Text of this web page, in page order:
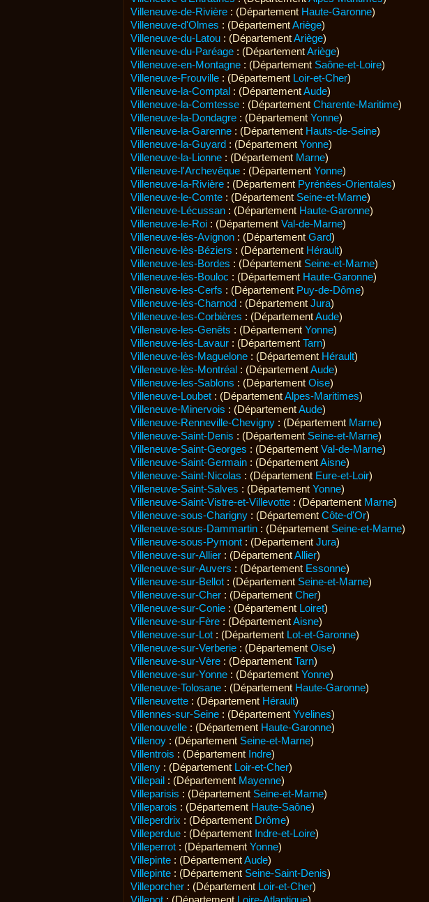
Villeneuve-de-Rivière : (Département Haute-Garonne)
Villeneuve-d'Olmes : (DépartementAriège)
Villeneuve-du-Latou : (DépartementAriège)
Villeneuve-du-Paréage : (DépartementAriège)
Villeneuve-en-Montagne : (Département Saône-et-Loire)
Villeneuve-Frouville : (Département Loir-et-Cher)
Villeneuve-la-Comptal : (DépartementAude)
Villeneuve-la-Comtesse : (Département Charente-Maritime)
Villeneuve-la-Dondagre : (Département Yonne)
Villeneuve-la-Garenne : (Département Hauts-de-Seine)
Villeneuve-la-Guyard : (Département Yonne)
Villeneuve-la-Lionne : (Département Marne)
Villeneuve-l'Archevêque : (Département Yonne)
Villeneuve-la-Rivière : (Département Pyrénées-Orientales)
Villeneuve-le-Comte : (Département Seine-et-Marne)
Villeneuve-Lécussan : (Département Haute-Garonne)
Villeneuve-le-Roi : (Département Val-de-Marne)
Villeneuve-lès-Avignon : (Département Gard)
Villeneuve-lès-Béziers : (Département Hérault)
Villeneuve-les-Bordes : (Département Seine-et-Marne)
Villeneuve-lès-Bouloc : (Département Haute-Garonne)
Villeneuve-les-Cerfs : (Département Puy-de-Dôme)
Villeneuve-lès-Charnod : (Département Jura)
Villeneuve-les-Corbières : (DépartementAude)
Villeneuve-les-Genêts : (Département Yonne)
Villeneuve-lès-Lavaur : (Département Tarn)
Villeneuve-lès-Maguelone : (Département Hérault)
Villeneuve-lès-Montréal : (DépartementAude)
Villeneuve-les-Sablons : (Département Oise)
Villeneuve-Loubet : (DépartementAlpes-Maritimes)
Villeneuve-Minervois : (DépartementAude)
Villeneuve-Renneville-Chevigny : (Département Marne)
Villeneuve-Saint-Denis : (Département Seine-et-Marne)
Villeneuve-Saint-Georges : (Département Val-de-Marne)
Villeneuve-Saint-Germain : (DépartementAisne)
Villeneuve-Saint-Nicolas : (Département Eure-et-Loir)
Villeneuve-Saint-Salves : (Département Yonne)
Villeneuve-Saint-Vistre-et-Villevotte : (Département Marne)
Villeneuve-sous-Charigny : (Département Côte-d'Or)
Villeneuve-sous-Dammartin : (Département Seine-et-Marne)
Villeneuve-sous-Pymont : (Département Jura)
Villeneuve-sur-Allier : (DépartementAllier)
Villeneuve-sur-Auvers : (Département Essonne)
Villeneuve-sur-Bellot : (Département Seine-et-Marne)
Villeneuve-sur-Cher : (Département Cher)
Villeneuve-sur-Conie : (Département Loiret)
Villeneuve-sur-Fère : (DépartementAisne)
Villeneuve-sur-Lot : (Département Lot-et-Garonne)
Villeneuve-sur-Verberie : (Département Oise)
Villeneuve-sur-Vère : (Département Tarn)
Villeneuve-sur-Yonne : (Département Yonne)
Villeneuve-Tolosane : (Département Haute-Garonne)
Villeneuvette : (Département Hérault)
Villennes-sur-Seine : (Département Yvelines)
Villenouvelle : (Département Haute-Garonne)
Villenoy : (Département Seine-et-Marne)
Villentrois : (Département Indre)
Villeny : (Département Loir-et-Cher)
Villepail : (Département Mayenne)
Villeparisis : (Département Seine-et-Marne)
Villeparois : (Département Haute-Saône)
Villeperdrix : (Département Drôme)
Villeperdue : (Département Indre-et-Loire)
Villeperrot : (Département Yonne)
Villepinte : (DépartementAude)
Villepinte : (Département Seine-Saint-Denis)
Villeporcher : (Département Loir-et-Cher)
Villepot : (Département Loire-Atlantique)